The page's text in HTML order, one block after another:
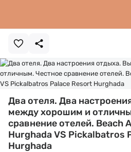
Два отеля. Два
между хорошим и
сравнение отелей. Beach
Hurghada VS Pickalbatros
Hurghada